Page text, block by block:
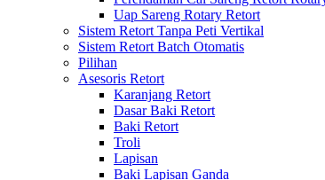
Uap Sareng Rotary Retort
Sistem Retort Tanpa Peti Vertikal
Sistem Retort Batch Otomatis
Pilihan
Asesoris Retort
Karanjang Retort
Dasar Baki Retort
Baki Retort
Troli
Lapisan
Baki Lapisan Ganda